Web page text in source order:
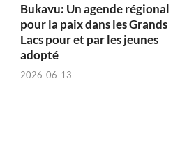
Bukavu: Un agende régional
pour la paix dans les Grands
Lacs pour et par les jeunes
adopté
2026-06-13